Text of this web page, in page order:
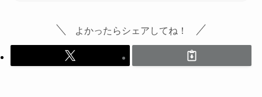
よかったらシェアしてね！